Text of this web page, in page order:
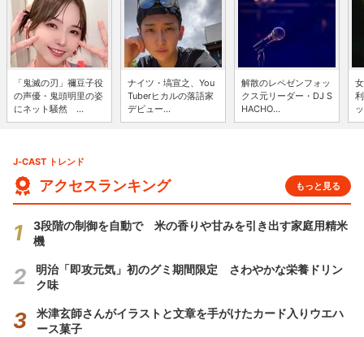
「鬼滅の刃」禰豆子役
の声優・鬼頭明里の姿
にネット騒然 ...
ナイツ・塙宣之、You
Tuberヒカルの落語家
デビュー...
解散のレペゼンフォッ
クス元リーダー・DJ S
HACHO...
J-CAST トレンド
アクセスランキング もっと見る
3段階の制御を自動で 米の香りや甘みを引き出す家庭用精米
機
明治「即攻元気」初のグミ期間限定 さわやかな栄養ドリン
ク味
米津玄師さんがイラストと文章を手がけたカード入りウエハ
ース菓子